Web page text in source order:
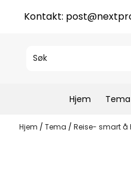
Hopp til innhold
Kontakt:
Hjem Tema
Hjem / Tema / Reise- smart å